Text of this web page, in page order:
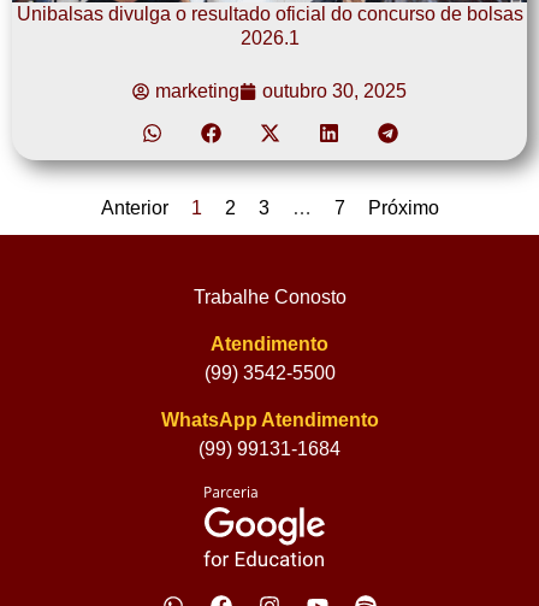
Unibalsas divulga o resultado oficial do concurso de bolsas
2026.1
marketing outubro 30, 2025
Anterior 1 2 3 … 7 Próximo
Trabalhe Conosto
Atendimento
(99) 3542-5500
WhatsApp Atendimento
(99) 99131-1684